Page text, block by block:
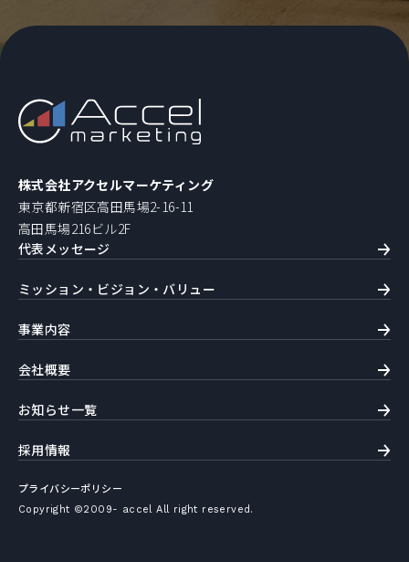
株式会社アクセルマーケティング
東京都新宿区高田馬場2-16-11
高田馬場216ビル2F
代表メッセージ
ミッション・ビジョン・バリュー
事業内容
会社概要
お知らせ一覧
採用情報
プライバシーポリシー
Copyright ©2009- accel All right reserved.